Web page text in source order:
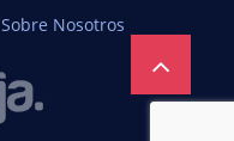
Sobre Nosotros